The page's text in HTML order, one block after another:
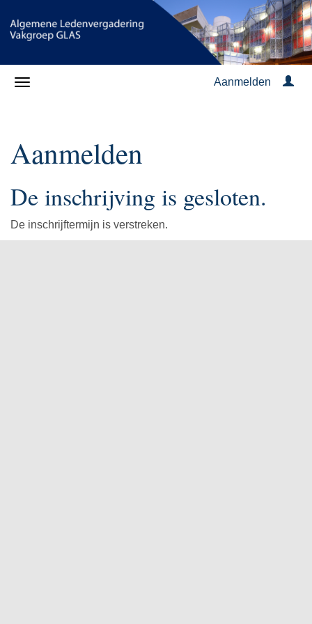
Aanmelden
Aanmelden
De inschrijving is gesloten.
De inschrijftermijn is verstreken.